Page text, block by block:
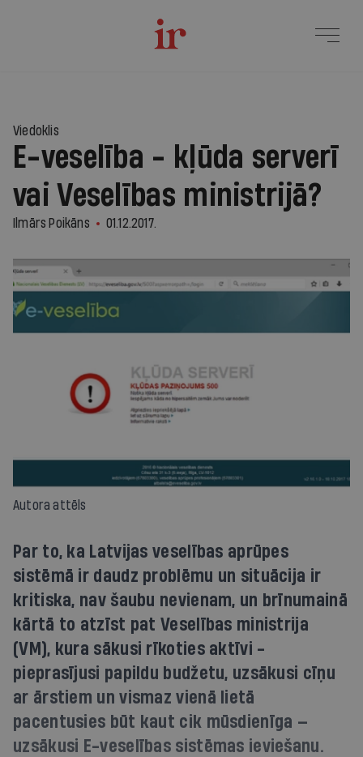
Viedoklis
E-veselība - kļūda serverī
vai Veselības ministrijā?
Ilmārs Poikāns 01.12.2017.
Autora attēls
Par to, ka Latvijas veselības aprūpes
sistēmā ir daudz problēmu un situācija ir
kritiska, nav šaubu nevienam, un brīnumainā
kārtā to atzīst pat Veselības ministrija
(VM), kura sākusi rīkoties aktīvi -
pieprasījusi papildu budžetu, uzsākusi cīņu
ar ārstiem un vismaz vienā lietā
pacentusies būt kaut cik mūsdienīga —
uzsākusi E-veselības sistēmas ieviešanu.